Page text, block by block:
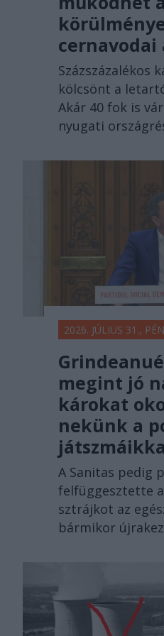
cernavodai
Százszázalékos
kölcsönt a
Akár 40 fok is
nyugati
2026. JÚLIUS 31.,
megint jó
károkat
nekünk a
A Sanitas pedig
felfüggesztette
sztrájkot az
bármikor